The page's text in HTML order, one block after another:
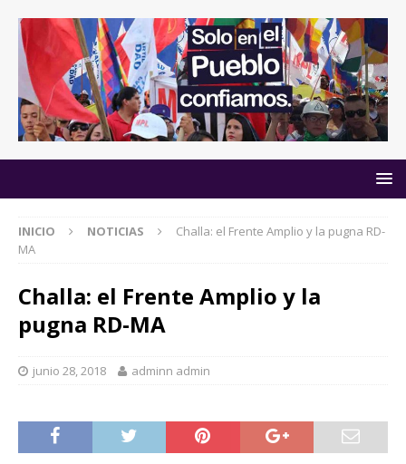
INICIO NOTICIAS
Challa: el Frente Amplio y la pugna RD-
MA
Challa: el Frente Amplio y la
pugna RD-MA
junio 28, 2018 adminn admin